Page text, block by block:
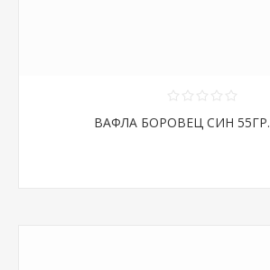
ВАФЛА БОРОВЕЦ СИН